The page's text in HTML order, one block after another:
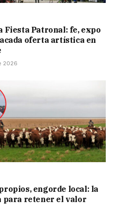
Fiesta Patronal: fe, expo
oferta artística en
2026
engorde local: la
para retener el valor